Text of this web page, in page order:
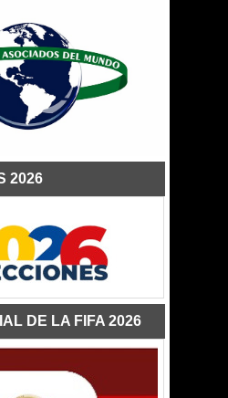
2026
DE LA FIFA 2026